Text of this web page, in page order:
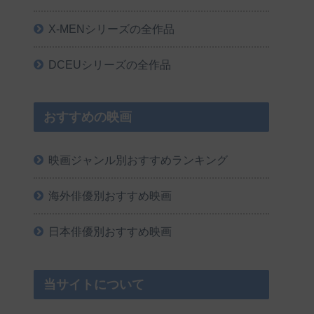
X-MENシリーズの全作品
DCEUシリーズの全作品
おすすめの映画
映画ジャンル別おすすめランキング
海外俳優別おすすめ映画
日本俳優別おすすめ映画
当サイトについて